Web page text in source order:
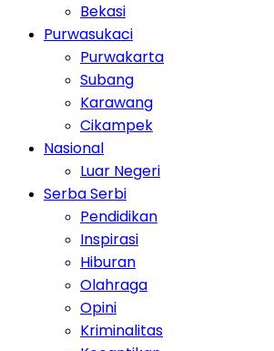
Bekasi
Purwasukaci
Purwakarta
Subang
Karawang
Cikampek
Nasional
Luar Negeri
Serba Serbi
Pendidikan
Inspirasi
Hiburan
Olahraga
Opini
Kriminalitas